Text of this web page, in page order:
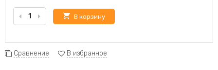
В корзину
Сравнение В избранное